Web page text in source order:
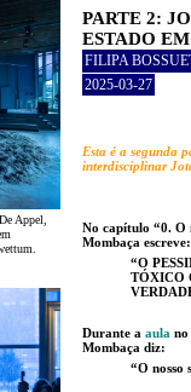
Appel,
PARTE 2:
ESTADO
FILIPA
2025-03-27
Esta é a segunda
interdisciplinar
No capítulo “0.
Mombaça escreve:
“O
TÓXICO
Durante a aula no
Mombaça diz:
“O nosso